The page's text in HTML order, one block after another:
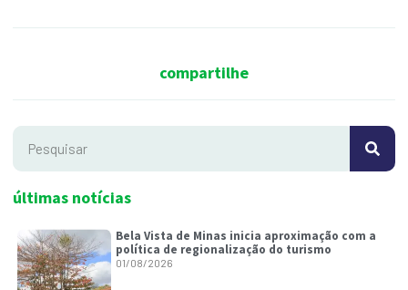
compartilhe
últimas notícias
Bela Vista de Minas inicia aproximação com a
política de regionalização do turismo
01/08/2026